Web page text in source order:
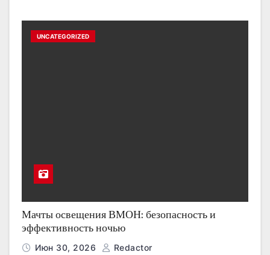
UNCATEGORIZED
Мачты освещения ВМОН: безопасность и
эффективность ночью
Июн 30, 2026 Redactor